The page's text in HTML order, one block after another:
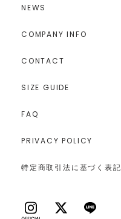
NEWS
COMPANY INFO
CONTACT
SIZE GUIDE
FAQ
PRIVACY POLICY
特定商取引法に基づく表記